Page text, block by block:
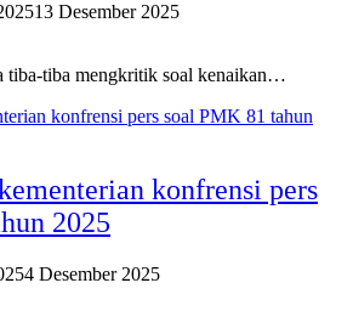
13 Desember 2025
tiba-tiba mengkritik soal kenaikan…
konfrensi pers
2025
4 Desember 2025